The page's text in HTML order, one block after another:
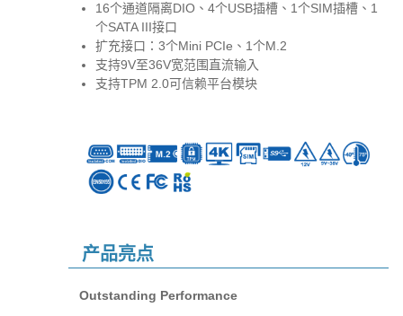
16个通道隔离DIO、4个USB插槽、1个SIM插槽、1
个SATA III接口
扩充接口：3个Mini PCIe、1个M.2
支持9V至36V宽范围直流输入
支持TPM 2.0可信赖平台模块
产品亮点
Outstanding Performance